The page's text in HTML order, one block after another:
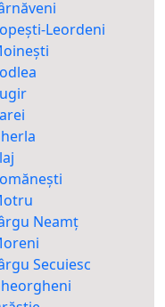
Leordeni
Neamț
Secuiesc